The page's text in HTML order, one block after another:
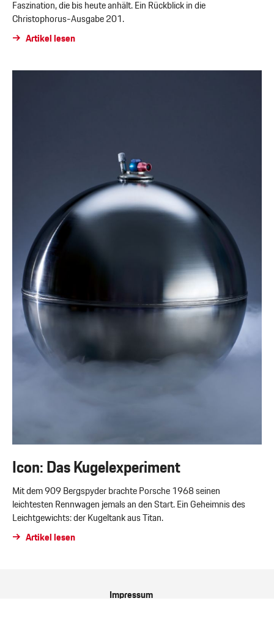
Faszination, die bis heute anhält. Ein Rückblick in die
Christophorus-Ausgabe 201.
Artikel lesen
Icon: Das Kugelexperiment
Mit dem 909 Bergspyder brachte Porsche 1968 seinen
leichtesten Rennwagen jemals an den Start. Ein Geheimnis des
Leichtgewichts: der Kugeltank aus Titan.
Artikel lesen
Impressum